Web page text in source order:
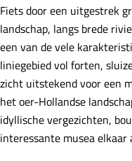
Fiets door een uitgestrek
landschap, langs brede
een van de vele
liniegebied vol forten,
zicht uitstekend voor een
het oer-Hollandse
idyllische vergezichten,
interessante musea elkaar